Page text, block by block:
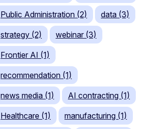
Public Administration (2) data (3)
strategy (2) webinar (3)
Frontier AI (1)
recommendation (1)
news media (1) AI contracting (1)
Healthcare (1) manufacturing (1)